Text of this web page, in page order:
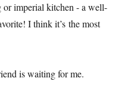
imperial kitchen - a well-
I think it’s the most
is waiting for me.